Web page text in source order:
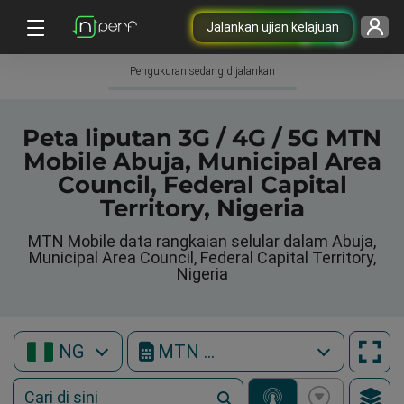
Jalankan ujian kelajuan
Pengukuran sedang dijalankan
Peta liputan 3G / 4G / 5G MTN
Mobile Abuja, Municipal Area
Council, Federal Capital
Territory, Nigeria
MTN Mobile data rangkaian selular dalam Abuja,
Municipal Area Council, Federal Capital Territory,
Nigeria
NG MTN Mobile